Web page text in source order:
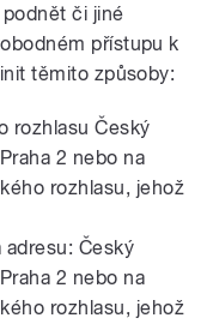
či jiné
přístupu k
těmito způsoby:
rozhlasu Český
2 nebo na
rozhlasu, jehož
adresu: Český
2 nebo na
rozhlasu, jehož